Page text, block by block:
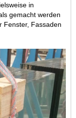
in
gemacht werden
Fenster, Fassaden